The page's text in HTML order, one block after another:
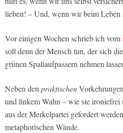
lieben! – Und, wenn wir beim Leben
Vor einigen Wochen schrieb ich vom
soll denn der Mensch tun, der sich
grünen Spaßaufpassern nehmen
Neben denpraktischen
und linkem Wahn – wie sie ironiefrei
aus der Merkelpartei gefordert
metaphorischen Wände.